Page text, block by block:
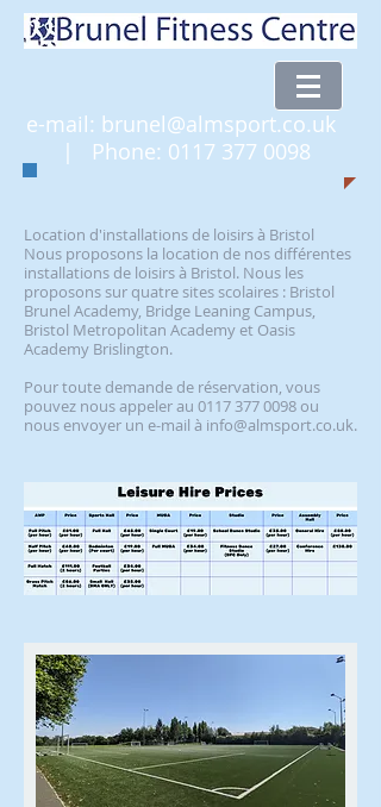
e-mail: brunel@almsport.co.uk
| Phone: 0117 377 0098
Location d'installations de loisirs à Bristol
Nous proposons la location de nos différentes
installations de loisirs à Bristol. Nous les
proposons sur quatre sites scolaires : Bristol
Brunel Academy, Bridge Leaning Campus,
Bristol Metropolitan Academy et Oasis
Academy Brislington.
Pour toute demande de réservation, vous
pouvez nous appeler au 0117 377 0098 ou
nous envoyer un e-mail à info@almsport.co.uk.